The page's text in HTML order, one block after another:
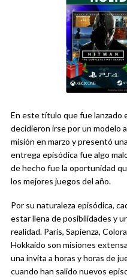
En este título que fue lanzado
decidieron irse por un modelo
misión en marzo y presentó
entrega episódica fue algo
de hecho fue la oportunidad
los mejores juegos del año.
Por su naturaleza episódica,
estar llena de posibilidades y
realidad. Paris, Sapienza,
Hokkaido son misiones
una invita a horas y horas de
cuando han salido nuevos